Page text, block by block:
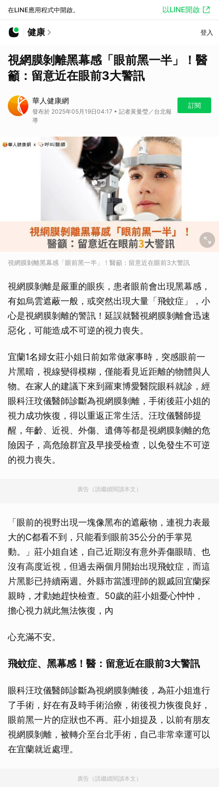
在LINE應用程式中開啟。 以LINE開啟
健康 登入
視網膜剝離黑幕感「眼前黑一半」！醫
籲：留意近在眼前3大警訊
華人健康網
發布於 2025年05月19日04:17 • 記者黃曼瑩／台北報
導
訂閱
視網膜剝離黑幕感「眼前黑一半」！醫籲：留意近在眼前3大警訊
視網膜剝離是嚴重的眼疾，患者眼前會出現黑幕感，
有如烏雲遮蔽一般，或突然出現大量「飛蚊症」，小
心是視網膜剝離的警訊！延誤就醫視網膜剝離會迅速
惡化，可能造成不可逆的視力喪失。
宜蘭1名婦女莊小姐日前如常做家事時，突感眼前一
片黑暗，視線變得模糊，僅能看見近距離的物體與人
物。在家人的建議下來到羅東博愛醫院眼科就診，經
眼科汪玟儀醫師診斷為視網膜剝離，手術後莊小姐的
視力成功恢復，得以重返正常生活。汪玟儀醫師提
醒，年齡、近視、外傷、遺傳等都是視網膜剝離的危
險因子，高危險群宜及早接受檢查，以免發生不可逆
的視力喪失。
廣告（請繼續閱讀本文）
「眼前的視野出現一塊像黑布的遮蔽物，連視力表最
大的C都看不到，只能看到眼前35公分的手掌晃
動。」莊小姐自述，自己近期沒有意外弄傷眼睛、也
沒有高度近視，但過去兩個月開始出現飛蚊症，而這
片黑影已持續兩週。外縣市當護理師的親戚回宜蘭探
親時，才勸她趕快檢查。50歲的莊小姐憂心忡忡，
擔心視力就此無法恢復，內
心充滿不安。
飛蚊症、黑幕感！醫：留意近在眼前3大警訊
眼科汪玟儀醫師診斷為視網膜剝離後，為莊小姐進行
了手術，好在有及時手術治療，術後視力恢復良好，
眼前黑一片的症狀也不再。莊小姐提及，以前有朋友
視網膜剝離，被轉介至台北手術，自己非常幸運可以
在宜蘭就近處理。
廣告（請繼續閱讀本文）